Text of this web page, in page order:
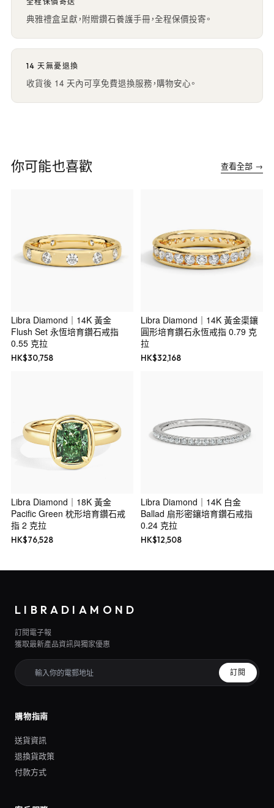
典雅禮盒呈獻，附贈鑽石養護手冊，全程保價投寄。
14 天無憂退換
收貨後 14 天內可享免費退換服務，購物安心。
你可能也喜歡 查看全部 →
Libra Diamond｜14K 黃金
Flush Set 永恆培育鑽石戒指
0.55 克拉
HK$30,758
Libra Diamond｜14K 黃金渠鑲
圓形培育鑽石永恆戒指 0.79 克
拉
HK$32,168
Libra Diamond｜18K 黃金
Pacific Green 枕形培育鑽石戒
指 2 克拉
HK$76,528
Libra Diamond｜14K 白金
Ballad 扇形密鑲培育鑽石戒指
0.24 克拉
HK$12,508
LIBRADIAMOND
訂閱電子報
獲取最新產品資訊與獨家優惠
訂閱
購物指南
送貨資訊
退換貨政策
付款方式